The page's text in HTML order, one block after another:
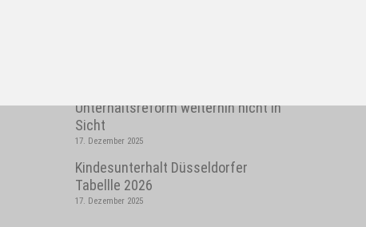
Unterhaltsreform weiterhin nicht in
Sicht
17. Dezember 2025
Kindesunterhalt Düsseldorfer
Tabellle 2026
17. Dezember 2025